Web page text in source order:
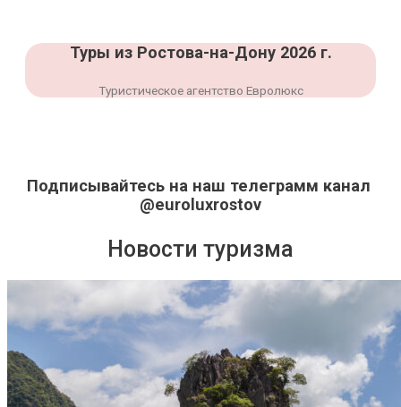
Туры из Ростова-на-Дону 2026 г.
Туристическое агентство Евролюкс
Подписывайтесь на наш телеграмм канал
@euroluxrostov
Новости туризма